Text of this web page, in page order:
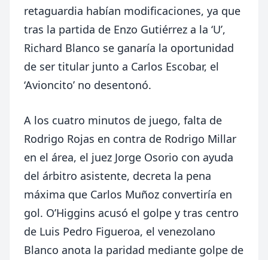
retaguardia habían modificaciones, ya que
tras la partida de Enzo Gutiérrez a la ‘U’,
Richard Blanco se ganaría la oportunidad
de ser titular junto a Carlos Escobar, el
‘Avioncito’ no desentonó.
A los cuatro minutos de juego, falta de
Rodrigo Rojas en contra de Rodrigo Millar
en el área, el juez Jorge Osorio con ayuda
del árbitro asistente, decreta la pena
máxima que Carlos Muñoz convertiría en
gol. O’Higgins acusó el golpe y tras centro
de Luis Pedro Figueroa, el venezolano
Blanco anota la paridad mediante golpe de